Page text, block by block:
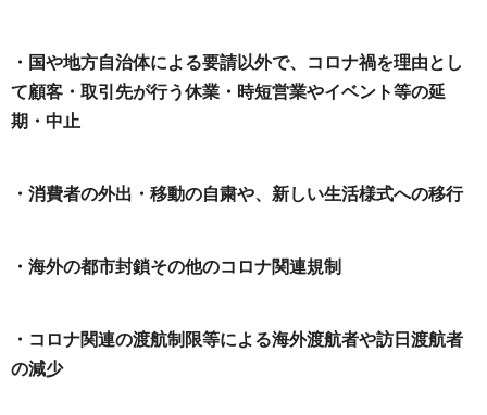
・国や地方自治体による要請以外で、コロナ禍を理由とし
て顧客・取引先が行う休業・時短営業やイベント等の延
期・中止
・消費者の外出・移動の自粛や、新しい生活様式への移行
・海外の都市封鎖その他のコロナ関連規制
・コロナ関連の渡航制限等による海外渡航者や訪日渡航者
の減少